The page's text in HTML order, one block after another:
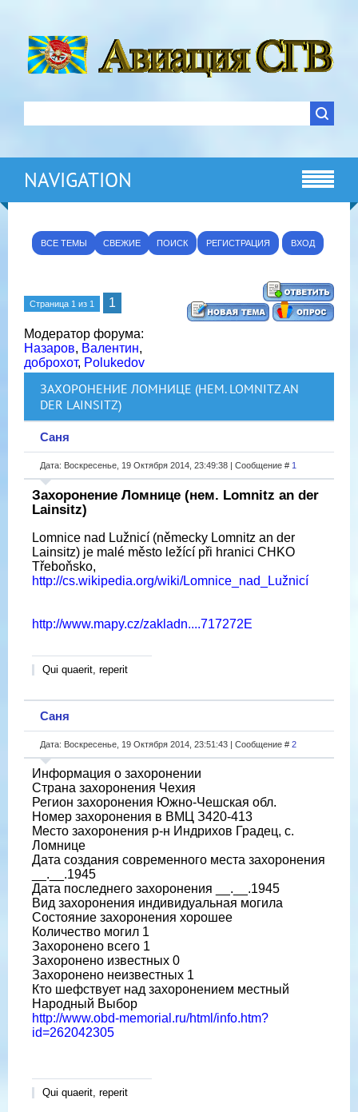
NAVIGATION
ВСЕ ТЕМЫ СВЕЖИЕ ПОИСК РЕГИСТРАЦИЯ ВХОД
Страница 1 из 1 1
Модератор форума:
Назаров, Валентин,
доброхот, Polukedov
ЗАХОРОНЕНИЕ ЛОМНИЦЕ (НЕМ. LOMNITZ AN
DER LAINSITZ)
Саня
Дата: Воскресенье, 19 Октября 2014, 23:49:38 | Сообщение # 1
Захоронение Ломнице (нем. Lomnitz an der
Lainsitz)
Lomnice nad Lužnicí (německy Lomnitz an der
Lainsitz) je malé město ležící při hranici CHKO
Třeboňsko,
http://cs.wikipedia.org/wiki/Lomnice_nad_Lužnicí
http://www.mapy.cz/zakladn....717272E
Qui quaerit, reperit
Саня
Дата: Воскресенье, 19 Октября 2014, 23:51:43 | Сообщение # 2
Информация о захоронении
Страна захоронения Чехия
Регион захоронения Южно-Чешская обл.
Номер захоронения в ВМЦ З420-413
Место захоронения р-н Индрихов Градец, с.
Ломнице
Дата создания современного места захоронения
__.__.1945
Дата последнего захоронения __.__.1945
Вид захоронения индивидуальная могила
Состояние захоронения хорошее
Количество могил 1
Захоронено всего 1
Захоронено известных 0
Захоронено неизвестных 1
Кто шефствует над захоронением местный
Народный Выбор
http://www.obd-memorial.ru/html/info.htm?
id=262042305
Qui quaerit, reperit